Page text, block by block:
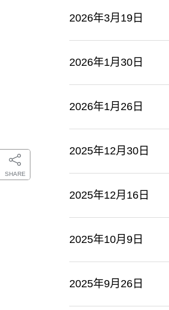
SHARE
2026年3月19日
2026年1月30日
2026年1月26日
2025年12月30日
2025年12月16日
2025年10月9日
2025年9月26日